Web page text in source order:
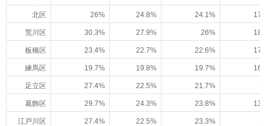
北区 26% 24.8% 24.1%
荒川区 30.3% 27.9% 26%
板橋区 23.4% 22.7% 22.6%
練馬区 19.7% 19.8% 19.7%
足立区 27.4% 22.5% 21.7%
葛飾区 29.7% 24.3% 23.8%
江戸川区 27.4% 22.5% 23.3%